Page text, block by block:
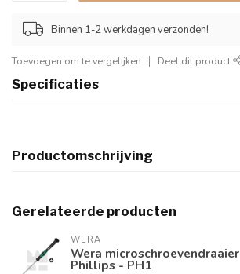
Binnen 1-2 werkdagen verzonden!
Toevoegen om te vergelijken Deel dit product
Specificaties
Productomschrijving
Gerelateerde producten
WERA
Wera microschroevendraaier
Phillips - PH1